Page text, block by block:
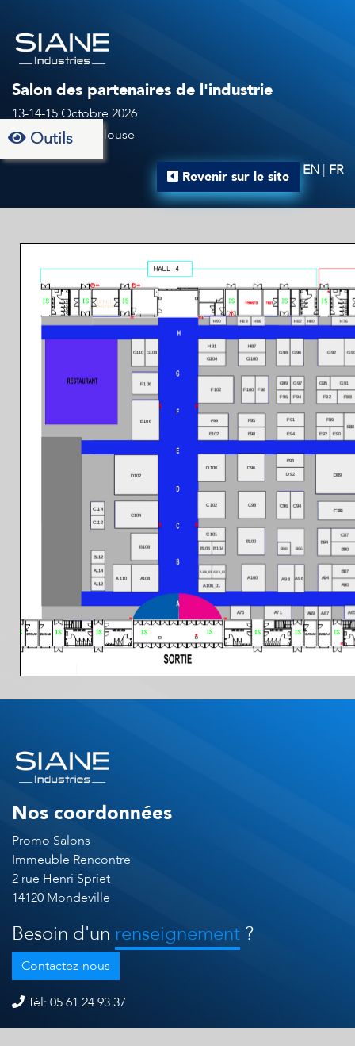
Salon des partenaires de l'industrie
13-14-15 Octobre 2026
Au MEETT à Toulouse
Revenir sur le site EN | FR
Outils
Nos coordonnées
Promo Salons
Immeuble Rencontre
2 rue Henri Spriet
14120 Mondeville
Besoin d'un renseignement ?
Contactez-nous
Tél: 05.61.24.93.37